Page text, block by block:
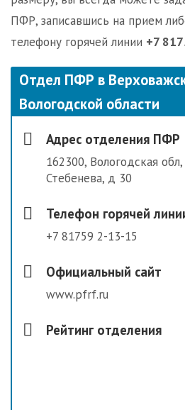
ПФР, записавшись на прием
телефону горячей линии +7
Отдел ПФР в
Вологодской области
Адрес отделения ПФР
162300, Вологодская
Стебенева, д 30
Телефон горячей
+7 81759 2-13-15
Официальный сайт
www.pfrf.ru
Рейтинг отделения